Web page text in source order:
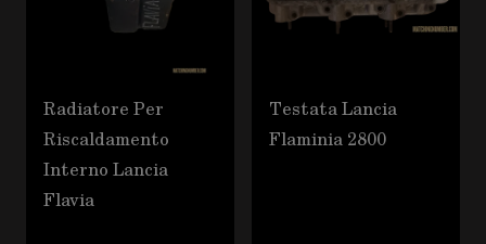
Radiatore Per
Riscaldamento
Interno Lancia
Flavia
Testata Lancia
Flaminia 2800